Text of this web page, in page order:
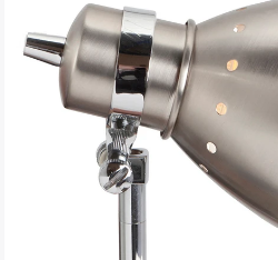
bildegalleri